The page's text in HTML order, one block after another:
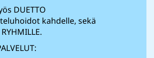
DUETTO
kahdelle, sekä